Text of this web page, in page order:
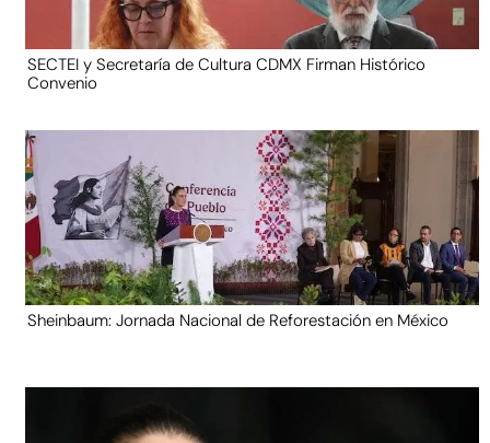
SECTEI y Secretaría de Cultura CDMX Firman Histórico
Convenio
Sheinbaum: Jornada Nacional de Reforestación en México